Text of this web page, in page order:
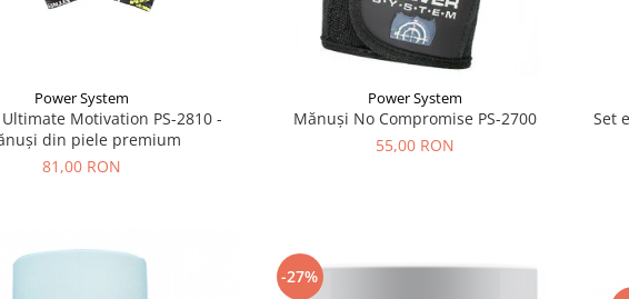
Power System
Motivation PS-2810 -
din piele premium
81,00 RON
Power System
Mănuși No Compromise PS-2700
55,00 RON
Set
-27%